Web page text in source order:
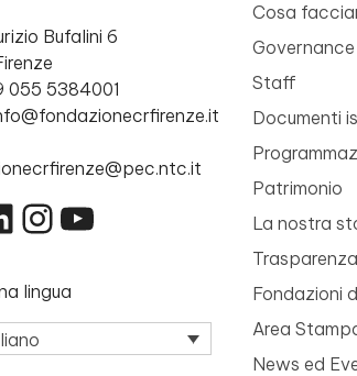
Bufalini 6
055 5384001
Instagram
YouTube
lingua
Cosa
Governance
Staff
Documenti
Patrimonio
La nostra
Fondazioni
Area
News ed